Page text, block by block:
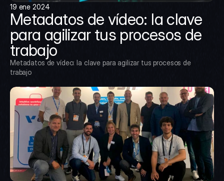
19 ene 2024
Metadatos de vídeo: la clave
para agilizar tus procesos de
trabajo
Metadatos de vídeo: la clave para agilizar tus procesos de
trabajo